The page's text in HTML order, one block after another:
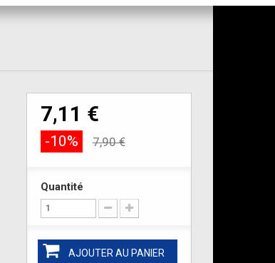
7,11 €
-10% 7,90 €
Quantité
AJOUTER AU PANIER